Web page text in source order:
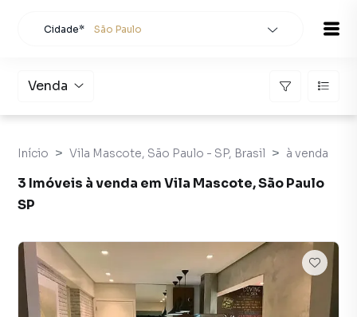
Cidade* São Paulo
Venda
Início Vila Mascote, São Paulo - SP, Brasil à venda
3 Imóveis à venda em Vila Mascote, São Paulo
SP